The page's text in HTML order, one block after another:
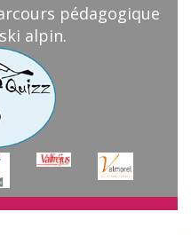
pédagogique
alpin.